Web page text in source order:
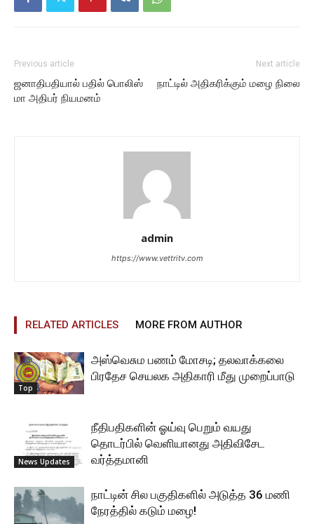
Previous article
ஜனாதிபதியால் பதில் பொலிஸ்
மா அதிபர் நியமனம்
Next article
நாட்டில் அதிகரிக்கும் மழை நிலை
admin
https://www.vettritv.com
RELATED ARTICLES MORE FROM AUTHOR
Top
அஸ்வெசும பணம் மோசடி; தலவாக்கலை
பிரதேச செயலக அதிகாரி மீது முறைப்பாடு
News Updates
நீதிபதிகளின் ஓய்வு பெறும் வயது
தொடர்பில் வெளியானது அதிவிசேட
வர்த்தமானி
நாட்டின் சில பகுதிகளில் அடுத்த 36 மணி
நேரத்தில் கடும் மழை!